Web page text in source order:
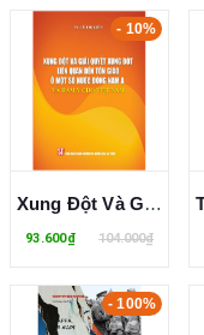
- 10%
Xung Đột Và Giải Quyết Xung Đột Liên Quan Đến Tôn Giáo Ở Một Số Nước Đông Nam Á Và Hàm Ý Cho Niệt Nam - TS. Lê Thị Liên
93.600₫ 104.000₫
- 100%